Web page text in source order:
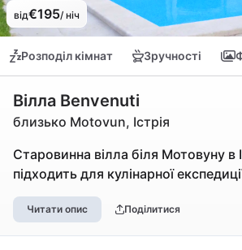
від€195/ ніч
Розподіл кімнат Зручності
Вілла Benvenuti
близько Motovun, Істрія
Старовинна вілла біля Мотовуну в
підходить для кулінарної
Читати опис Поділитися